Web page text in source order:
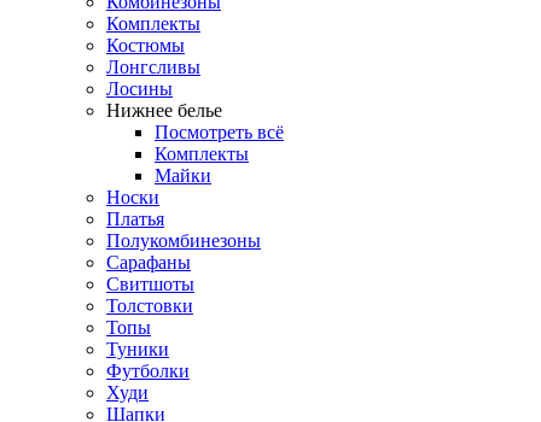
Комплекты
Костюмы
Лонгсливы
Лосины
Нижнее белье
Посмотреть всё
Комплекты
Майки
Носки
Платья
Полукомбинезоны
Сарафаны
Свитшоты
Толстовки
Топы
Туники
Футболки
Худи
Шапки